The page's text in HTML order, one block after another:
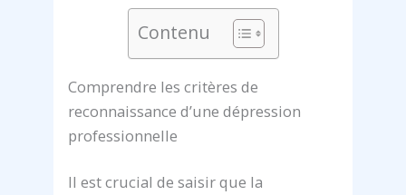
Contenu
Comprendre les critères de
reconnaissance d’une dépression
professionnelle
Il est crucial de saisir que la